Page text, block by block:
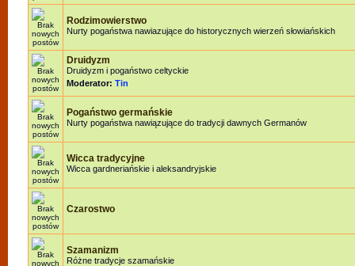
Rodzimowierstwo
Nurty pogaństwa nawiazujące do historycznych wierzeń słowiańskich
Druidyzm
Druidyzm i pogaństwo celtyckie
Moderator: Tin
Pogaństwo germańskie
Nurty pogaństwa nawiązujące do tradycji dawnych Germanów
Wicca tradycyjne
Wicca gardneriańskie i aleksandryjskie
Czarostwo
Szamanizm
Różne tradycje szamańskie